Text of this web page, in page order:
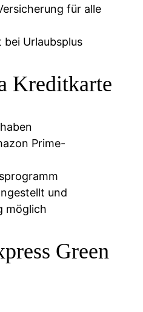
für alle
Urlaubsplus
Kreditkarte
Prime-
und
möglich
Green